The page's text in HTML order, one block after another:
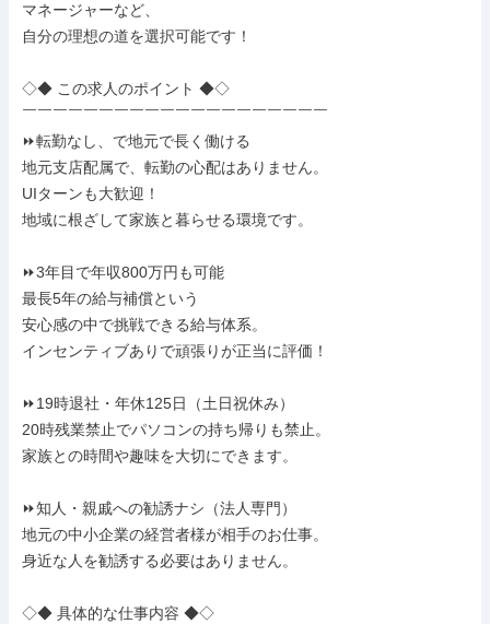
マネージャーなど、
自分の理想の道を選択可能です！
◇◆ この求人のポイント ◆◇
￣￣￣￣￣￣￣￣￣￣￣￣￣￣￣￣￣￣￣￣
⏩転勤なし、で地元で長く働ける
地元支店配属で、転勤の心配はありません。
UIターンも大歓迎！
地域に根ざして家族と暮らせる環境です。
⏩3年目で年収800万円も可能
最長5年の給与補償という
安心感の中で挑戦できる給与体系。
インセンティブありで頑張りが正当に評価！
⏩19時退社・年休125日（土日祝休み）
20時残業禁止でパソコンの持ち帰りも禁止。
家族との時間や趣味を大切にできます。
⏩知人・親戚への勧誘ナシ（法人専門）
地元の中小企業の経営者様が相手のお仕事。
身近な人を勧誘する必要はありません。
◇◆ 具体的な仕事内容 ◆◇